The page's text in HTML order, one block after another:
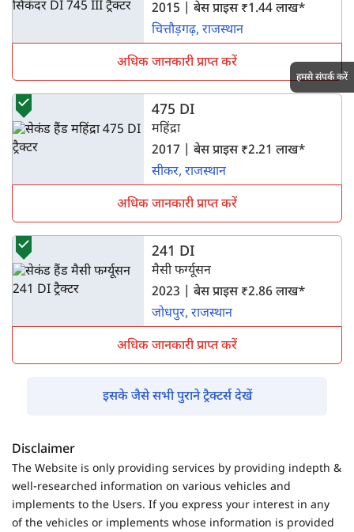
2015 | बेस प्राइस ₹1.44 लाख*
चित्तौड़गढ़, राजस्थान
अधिक जानकारी प्राप्त करें
475 DI
महिंद्रा
2017 | बेस प्राइस ₹2.21 लाख*
सीकर, राजस्थान
अधिक जानकारी प्राप्त करें
241 DI
मैसी फर्ग्यूसन
2023 | बेस प्राइस ₹2.86 लाख*
जोधपुर, राजस्थान
अधिक जानकारी प्राप्त करें
इसके जैसे सभी पुराने ट्रैक्टर्स देखें
Disclaimer
The Website is only providing services by providing indepth &
well-researched information on various vehicles and
implements to the Users. If you express your interest in any
of the vehicles or implements whose information is provided
हमसे संपर्क करें